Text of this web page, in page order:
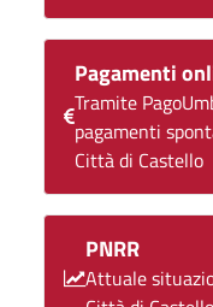
Pagamenti
Tramite
pagamenti
Città di Castello
PNRR
Attuale